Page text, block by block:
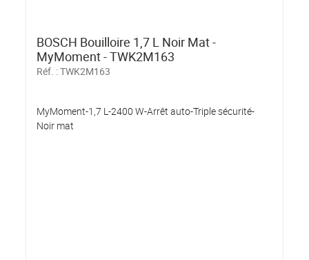
BOSCH Bouilloire 1,7 L Noir Mat -
MyMoment - TWK2M163
Réf. :TWK2M163
MyMoment-1,7 L-2400 W-Arrêt auto-Triple sécurité-
Noir mat